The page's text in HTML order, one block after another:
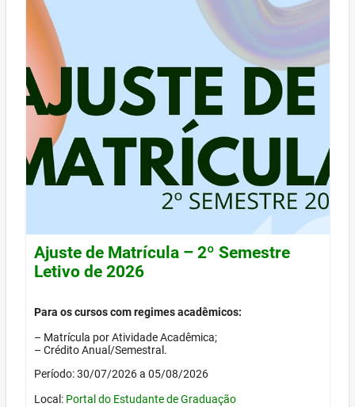
Ajuste de Matrícula – 2º Semestre
Letivo de 2026
Para os cursos com regimes acadêmicos:
– Matrícula por Atividade Acadêmica;
– Crédito Anual/Semestral.
Período: 30/07/2026 a 05/08/2026
Local: Portal do Estudante de Graduação